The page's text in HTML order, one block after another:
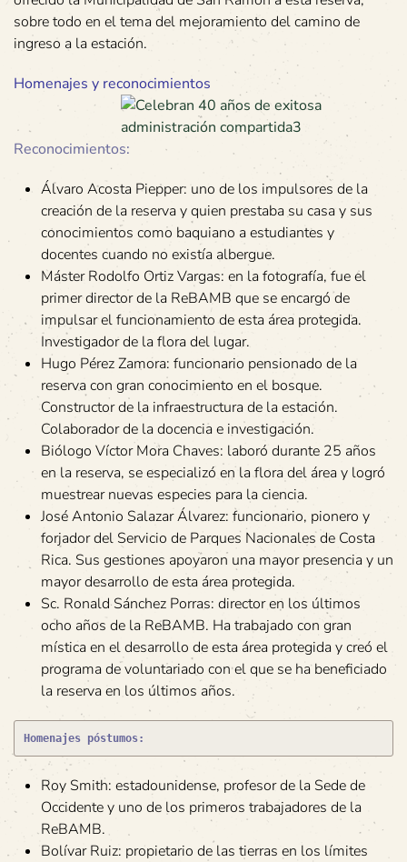
sobre todo en el tema del mejoramiento del camino de
ingreso a la estación.
Homenajes y reconocimientos
Reconocimientos:
Álvaro Acosta Piepper: uno de los impulsores de la
creación de la reserva y quien prestaba su casa y sus
conocimientos como baquiano a estudiantes y
docentes cuando no existía albergue.
Máster Rodolfo Ortiz Vargas: en la fotografía, fue el
primer director de la ReBAMB que se encargó de
impulsar el funcionamiento de esta área protegida.
Investigador de la flora del lugar.
Hugo Pérez Zamora: funcionario pensionado de la
reserva con gran conocimiento en el bosque.
Constructor de la infraestructura de la estación.
Colaborador de la docencia e investigación.
Biólogo Víctor Mora Chaves: laboró durante 25 años
en la reserva, se especializó en la flora del área y logró
muestrear nuevas especies para la ciencia.
José Antonio Salazar Álvarez: funcionario, pionero y
forjador del Servicio de Parques Nacionales de Costa
Rica. Sus gestiones apoyaron una mayor presencia y un
mayor desarrollo de esta área protegida.
Sc. Ronald Sánchez Porras: director en los últimos
ocho años de la ReBAMB. Ha trabajado con gran
mística en el desarrollo de esta área protegida y creó el
programa de voluntariado con el que se ha beneficiado
la reserva en los últimos años.
Homenajes póstumos:
Roy Smith: estadounidense, profesor de la Sede de
Occidente y uno de los primeros trabajadores de la
ReBAMB.
Bolívar Ruiz: propietario de las tierras en los límites